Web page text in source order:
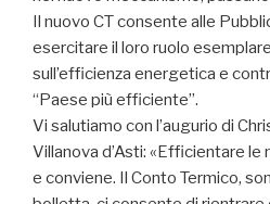
Il nuovo CT consente alle
esercitare il loro ruolo
sull’efficienza energetica e
“Paese più efficiente”.
Vi salutiamo con l’augurio di
Villanova d’Asti: «Efficientare
e conviene. Il Conto Termico,